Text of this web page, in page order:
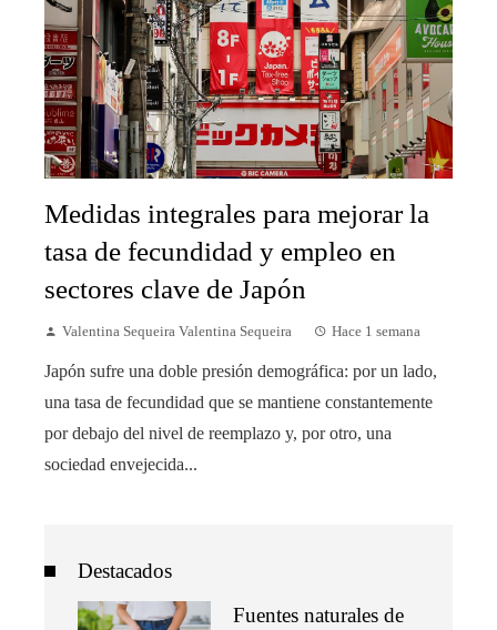
Medidas integrales para mejorar la
tasa de fecundidad y empleo en
sectores clave de Japón
Valentina Sequeira Valentina Sequeira Hace 1 semana
Japón sufre una doble presión demográfica: por un lado,
una tasa de fecundidad que se mantiene constantemente
por debajo del nivel de reemplazo y, por otro, una
sociedad envejecida...
Destacados
Fuentes naturales de